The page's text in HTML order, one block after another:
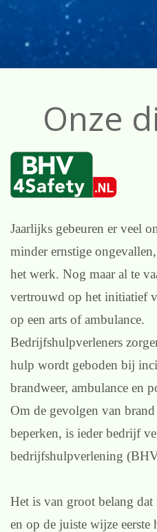
Onze
Jaarlijks gebeuren er veel
minder ernstige
het werk. Nog maar al te
vertrouwd op het initiatief
op een arts of ambulance.
Bedrijfshulpverleners
hulp wordt geboden bij
brandweer, ambulance en
Om de gevolgen van
beperken, is ieder bedrijf
bedrijfshulpverlening
Het is van groot belang
en op de juiste wijze